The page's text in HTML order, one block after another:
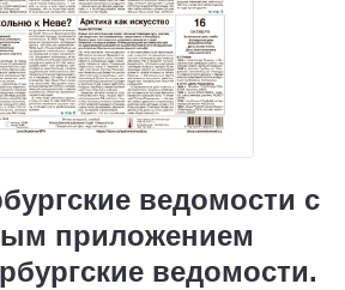
ведомости с
приложением
ведомости.